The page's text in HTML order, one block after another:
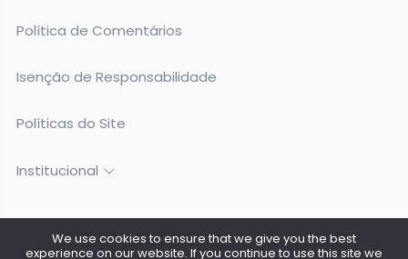
Política de Comentários
Isenção de Responsabilidade
Políticas do Site
Institucional
We use cookies to ensure that we give you the best
experience on our website. If you continue to use this site we